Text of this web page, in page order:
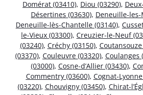
Domérat (03410), Diou (03290),
Désertines (03630), Deneuille-les-
Deneuille-lès-Chantelle (03140),
le-Vieux (03300), Creuzier-le-Neuf
(03240), Créchy (03150),
(03370), Couleuvre (03320), Coulanges
(03000), Cosne-d’Allier (03430),
Commentry (03600), Cognat-
(03220), Chouvigny (03450), Chirat-